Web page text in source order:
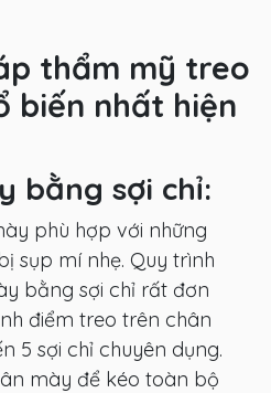
thẩm mỹ treo
biến nhất hiện
bằng sợi chỉ:
phù hợp với những
sụp mí nhẹ. Quy trình
bằng sợi chỉ rất đơn
điểm treo trên chân
5 sợi chỉ chuyên dụng.
mày để kéo toàn bộ